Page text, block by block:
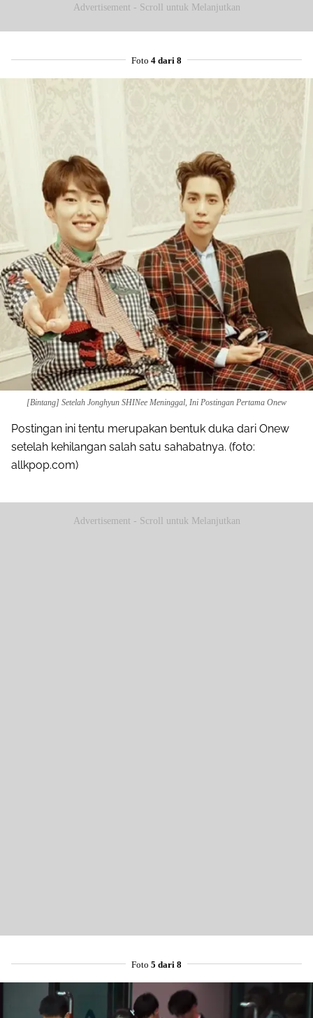
Advertisement - Scroll untuk Melanjutkan
Foto 4 dari 8
[Bintang] Setelah Jonghyun SHINee Meninggal, Ini Postingan Pertama Onew
Postingan ini tentu merupakan bentuk duka dari Onew
setelah kehilangan salah satu sahabatnya. (foto:
allkpop.com)
Advertisement - Scroll untuk Melanjutkan
Foto 5 dari 8